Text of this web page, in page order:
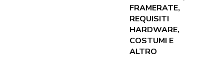
FRAMERATE,
REQUISITI
HARDWARE,
COSTUMI E
ALTRO